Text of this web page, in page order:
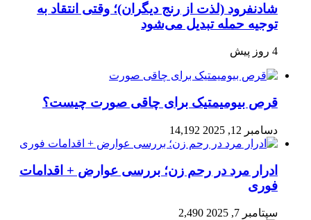
شادنفرود (لذت از رنج دیگران)؛ وقتی انتقاد به
توجیه حمله تبدیل می‌شود
4 روز پیش
قرص بیومیمتیک برای چاقی صورت چیست؟
دسامبر 12, 2025 14,192
ادرار مرد در رحم زن؛ بررسی عوارض + اقدامات
فوری
سپتامبر 7, 2025 2,490